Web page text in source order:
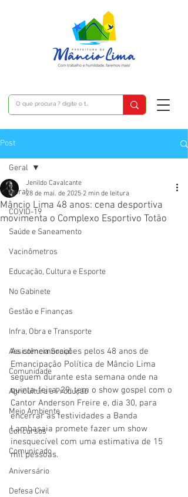
Post
Geral
COVID-19
Saúde e Saneamento
Vacinômetros
Educação, Cultura e Esporte
No Gabinete
Gestão e Finanças
Infra, Obra e Transporte
Assistência Social
Comunidade
Agricultura e Produção
Meio Ambiente
Concursos
Comunicado
Aniversário
Defesa Civil
Geral
Mâncio Lima 48 anos: cena desportiva
movimenta o Complexo Esportivo Totão
Jenildo Cavalcante
28 de mai. de 2025 2 min de leitura
As comemorações pelos 48 anos de
Emancipação Política de Mâncio Lima
seguem durante esta semana onde na
quinta-feira, 29, tem o show gospel com o
Cantor Anderson Freire e, dia 30, para
encerrar as festividades a Banda
Lambasaia promete fazer um show
inesquecível com uma estimativa de 15
mil pessoas.